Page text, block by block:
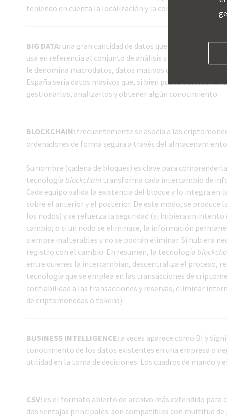
teniendo en cuenta la localización y la configuración del
BIG DATA: una gran cantidad de datos que requiere de
usa en referencia al conjunto de análisis y tecnologías
le denomina macrodatos, datos masivos o datos a gran
España sería datos masivos que, si bien pueden ofrecer
gestionarlos, analizarlos y obtener algún conocimiento.
BLOCKCHAIN: frecuentemente se asocia a las
ordenadores de forma segura a través del
Su nombre (cadena de bloques) es clave para
tecnología blockchain transforma cada intercambio de
Cada equipo valida la existencia del bloque y lo integra
sobre el anterior y el posterior. De este modo, se
los nodos) y se refuerza la seguridad (si hubiera un
cambio; o si un nodo se eliminase, la información
siempre inalterables y no se podrán eliminar. Si hubiera
registro con el cambio. En resumen, la tecnología
entre quienes la intercambian, descentraliza el proceso,
tecnología que se emplea en las transacciones de
confiabilidad a las transacciones y reservas, eliminar
de criptomonedas o tokens)
BUSINESS INTELLIGENCE: a veces aparece como BI y
conocimiento de los datos existentes en una empresa o
utilidad en la toma de decisiones. Los cuadros de mando
CSV: es el formato abierto de archivo más extendido
dos ventajas principales: son compatibles con multitud de